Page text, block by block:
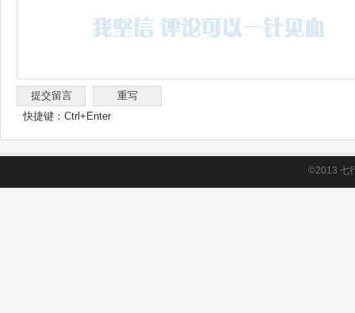
快捷键：Ctrl+Enter
©2013 七